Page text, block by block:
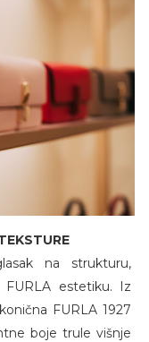
na strukturu,
estetiku. Iz
FURLA 1927
boje trule višnje